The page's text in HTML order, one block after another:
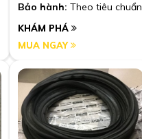
Bảo hành: Theo tiêu chuẩn
KHÁM PHÁ
MUA NGAY